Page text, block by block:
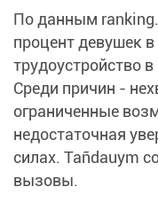
По данным
процент девушек
трудоустройство
Среди причин -
ограниченные
недостаточная
силах. Tañdauym
вызовы.